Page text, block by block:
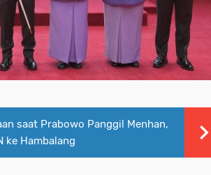
saat Prabowo Panggil Menhan,
ke Hambalang